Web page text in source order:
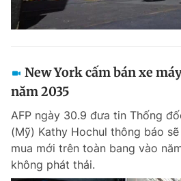
New York cấm bán xe
năm 2035
AFP ngày 30.9 đưa tin Thống
(Mỹ) Kathy Hochul thông báo
mua mới trên toàn bang vào
không phát thải.